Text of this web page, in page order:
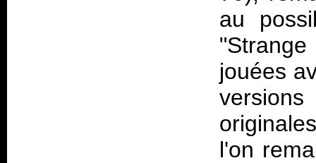
au
jouées
l'on